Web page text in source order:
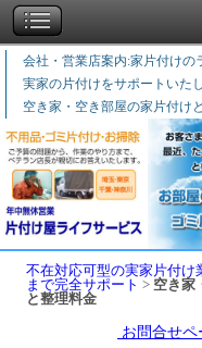
会社・営業店案内:家片付けの
実家の片付けをサポートいたし
空き家・空き部屋の家片付け
不在対応可型の実家片付け
まで完全サポート > 空き家
と整理料金
お問合せペ